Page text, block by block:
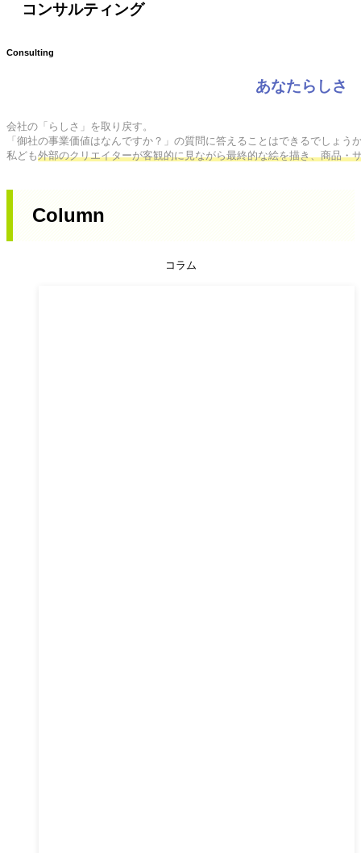
コンサルティング
Consulting
あなたらしさ
会社の「らしさ」を取り戻す。
「御社の事業価値はなんですか？」の質問に答えることはできるでしょう
私ども外部のクリエイターが客観的に見ながら最終的な絵を描き、商品・
Column
コラム